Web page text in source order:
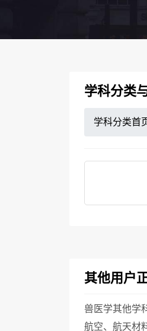
学科分类
学科分类首
其他用户
兽医学其他学
航空、航天材